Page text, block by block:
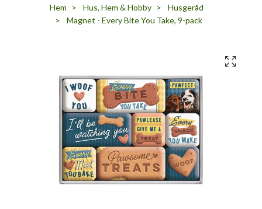
Hem Hus, Hem & Hobby
Husgeråd
Magnet - Every Bite You Take, 9-pack